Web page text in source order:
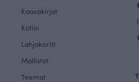
Kaavakirjat
Kotiin
Lahjakortit
Mallistot
Teemat